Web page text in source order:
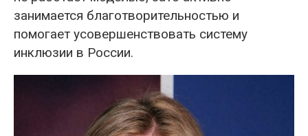
занимается благотворительностью и
помогает усовершенствовать систему
инклюзии в России.